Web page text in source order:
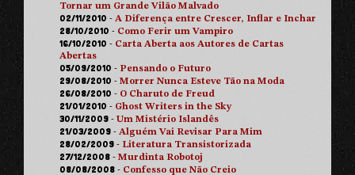
Tornar um Grande Vilão Malvado
02/11/2010 -A Diferença entre Crescer, Inflar e Inchar
28/10/2010 - Como Ferir um Vampiro
16/10/2010 - Carta Aberta aos Autores de Cartas
Abertas
05/09/2010 - Pensando o Futuro
29/08/2010 -Morrer Nunca Esteve Tão na Moda
26/08/2010 - O Charuto de Freud
21/01/2010 - Ghost Writers in the Sky
30/11/2009 -Um Mistério Islandês
21/03/2009 -Alguém Vai Revisar Para Mim
28/02/2009 - Literatura Transistorizada
27/12/2008 -Murdinta Robotoj
08/08/2008 - Confesso que Não Creio